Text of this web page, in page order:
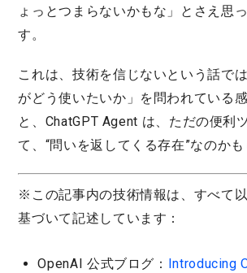
ょっとつまらないかもな」とさえ思
す。
これは、技術を信じないという話で
がどう使いたいか」を問われている
と、ChatGPT Agent は、ただの便利
て、“問いを返してくる存在”なのかも
※この記事内の技術情報は、すべて
基づいて記述しています：
OpenAI 公式ブログ： Introducing